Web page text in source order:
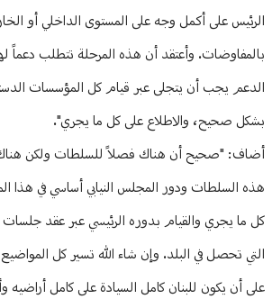
الرئيس على أكمل وجه على المستوى الداخلي أو
بالمفاوضات. وأعتقد أن هذه المرحلة تتطلب دعماً
الدعم يجب أن يتجلى عبر قيام كل المؤسسات
بشكل صحيح، والاطلاع على كل ما يجري".
أضاف: "صحيح أن هناك فصلاً للسلطات ولكن هناك
هذه السلطات ودور المجلس النيابي أساسي في هذا
كل ما يجري والقيام بدوره الرئيسي عبر عقد جلسات
التي تحصل في البلد. وإن شاء الله تسير كل
على أن يكون للبنان كامل السيادة على كامل أراضيه